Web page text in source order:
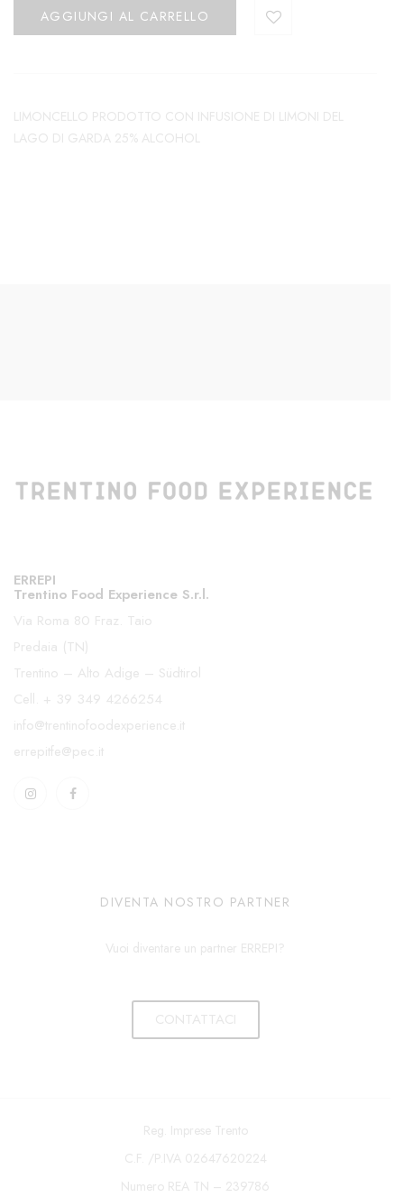
AGGIUNGI AL CARRELLO
LIMONCELLO PRODOTTO CON INFUSIONE DI LIMONI DEL
LAGO DI GARDA 25% ALCOHOL
ERREPI
Trentino Food Experience S.r.l.
Via Roma 80 Fraz. Taio
Predaia (TN)
Trentino – Alto Adige – Südtirol
Cell. + 39 349 4266254
info@trentinofoodexperience.it
errepitfe@pec.it
DIVENTA NOSTRO PARTNER
Vuoi diventare un partner ERREPI?
CONTATTACI
Reg. Imprese Trento
C.F. /P.IVA 02647620224
Numero REA TN – 239786